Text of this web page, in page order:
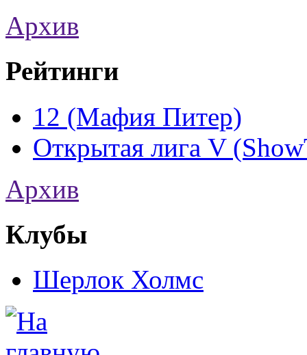
Архив
Рейтинги
12 (Мафия Питер)
Открытая лига V
Архив
Клубы
Шерлок Холмс